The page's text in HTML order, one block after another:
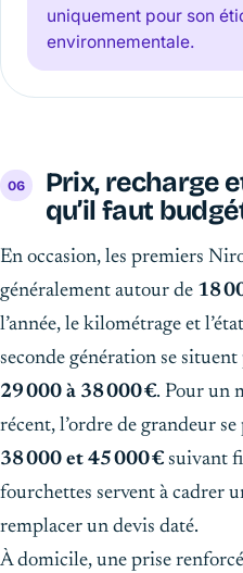
uniquement pour son
environnementale.
Prix, recharge
qu’il faut
En occasion, les premiers
généralement autour de 18
l’année, le kilométrage et
seconde génération se
29 000 à 38 000 €. Pour un
récent, l’ordre de grandeur
38 000 et 45 000 € suivant
fourchettes servent à cadrer
remplacer un devis daté.
À domicile, une prise